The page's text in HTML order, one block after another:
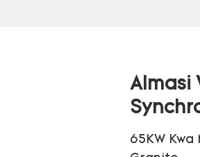
Almasi
65KW Kwa